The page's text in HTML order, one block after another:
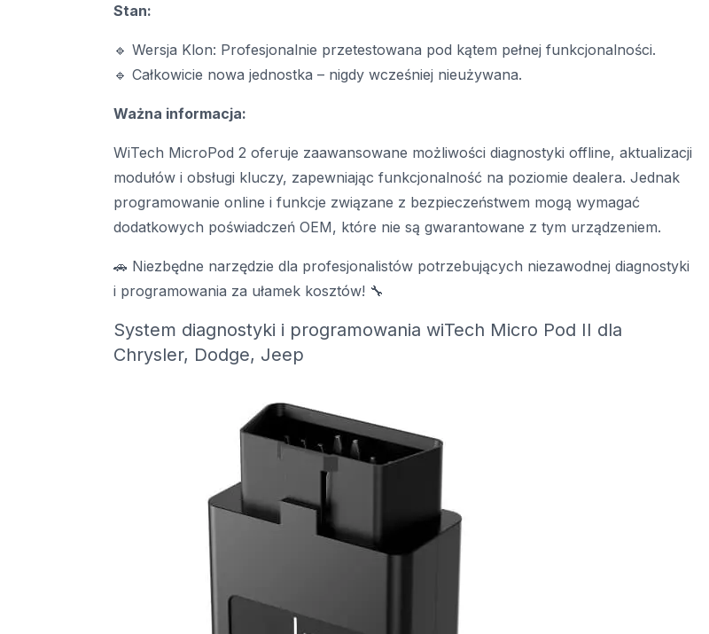
Stan:
🔹 Wersja Klon: Profesjonalnie przetestowana pod kątem pełnej funkcjonalności.
🔹 Całkowicie nowa jednostka – nigdy wcześniej nieużywana.
Ważna informacja:
WiTech MicroPod 2 oferuje zaawansowane możliwości diagnostyki offline, aktualizacji
modułów i obsługi kluczy, zapewniając funkcjonalność na poziomie dealera. Jednak
programowanie online i funkcje związane z bezpieczeństwem mogą wymagać
dodatkowych poświadczeń OEM, które nie są gwarantowane z tym urządzeniem.
🚗 Niezbędne narzędzie dla profesjonalistów potrzebujących niezawodnej diagnostyki
i programowania za ułamek kosztów! 🔧
System diagnostyki i programowania wiTech Micro Pod II dla
Chrysler, Dodge, Jeep